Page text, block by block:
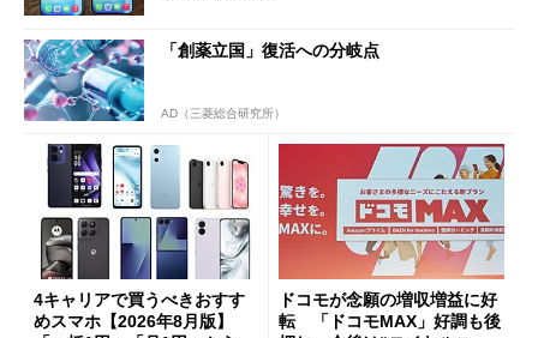
「創薬立国」復活への分岐点
AD（三菱総合研究所）
4キャリアで買うべきおすす
めスマホ【2026年8月版】
ドコモが念願の増収増益に好
転 「ドコモMAX」好調も後